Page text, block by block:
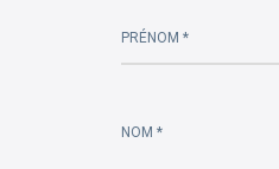
PRÉNOM *
NOM *